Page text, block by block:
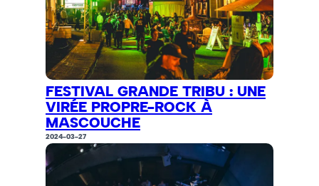
FESTIVAL GRANDE TRIBU : UNE
VIRÉE PROPRE-ROCK À
MASCOUCHE
2024-03-27